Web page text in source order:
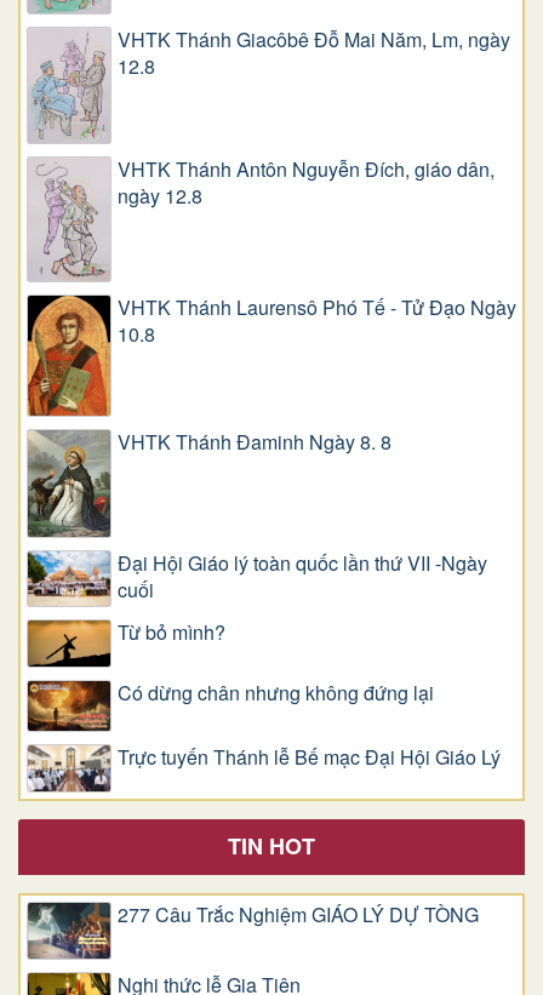
VHTK Thánh Giacôbê Ðỗ Mai Năm, Lm, ngày
12.8
VHTK Thánh Antôn Nguyễn Ðích, giáo dân,
ngày 12.8
VHTK Thánh Laurensô Phó Tế - Tử Đạo Ngày
10.8
VHTK Thánh Đaminh Ngày 8. 8
Đại Hội Giáo lý toàn quốc lần thứ VII -Ngày
cuối
Từ bỏ mình?
Có dừng chân nhưng không đứng lại
Trực tuyến Thánh lễ Bế mạc Đại Hội Giáo Lý
TIN HOT
277 Câu Trắc Nghiệm GIÁO LÝ DỰ TÒNG
Nghi thức lễ Gia Tiên